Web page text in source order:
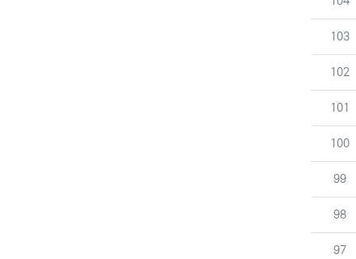
번호
103
번호
102
번호
101
번호
100
번호
99
번호
98
번호
97